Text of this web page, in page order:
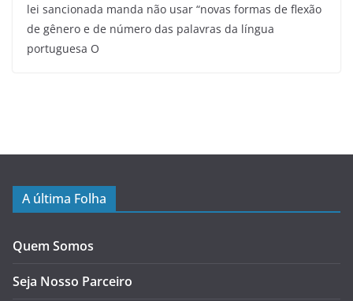
lei sancionada manda não usar “novas formas de flexão
de gênero e de número das palavras da língua
portuguesa O
A última Folha
Quem Somos
Seja Nosso Parceiro